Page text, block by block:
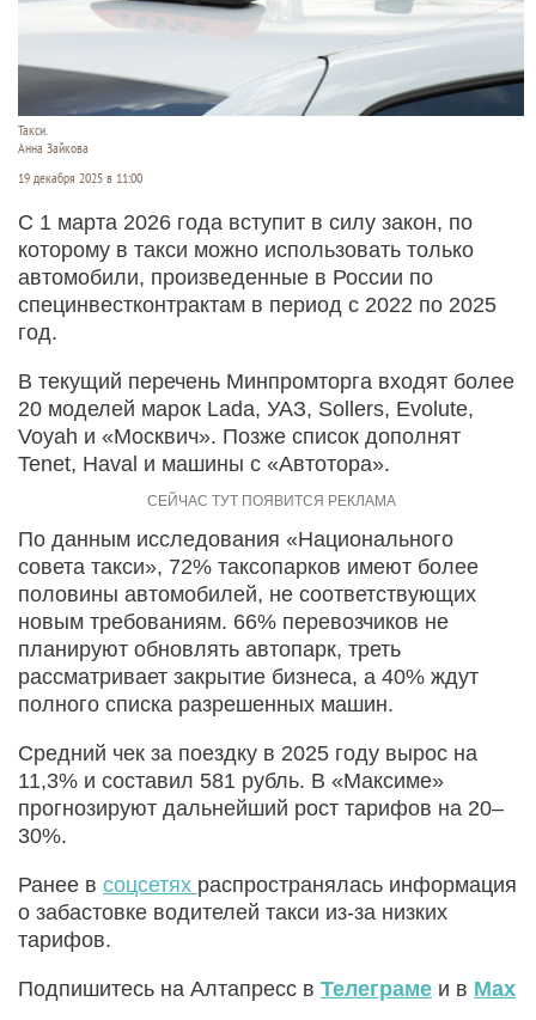
Такси.
Анна Зайкова
19 декабря 2025 в 11:00
С 1 марта 2026 года вступит в силу закон, по
которому в такси можно использовать только
автомобили, произведенные в России по
специнвестконтрактам в период с 2022 по 2025
год.
В текущий перечень Минпромторга входят более
20 моделей марок Lada, УАЗ, Sollers, Evolute,
Voyah и «Москвич». Позже список дополнят
Tenet, Haval и машины с «Автотора».
По данным исследования «Национального
совета такси», 72% таксопарков имеют более
половины автомобилей, не соответствующих
новым требованиям. 66% перевозчиков не
планируют обновлять автопарк, треть
рассматривает закрытие бизнеса, а 40% ждут
полного списка разрешенных машин.
Средний чек за поездку в 2025 году вырос на
11,3% и составил 581 рубль. В «Максиме»
прогнозируют дальнейший рост тарифов на 20–
30%.
Ранее в соцсетях распространялась информация
о забастовке водителей такси из-за низких
тарифов.
Подпишитесь на Алтапресс в Телеграме и в Max